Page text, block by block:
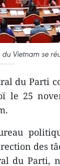
Vietnam se
du Parti
le 25
des
du Parti,